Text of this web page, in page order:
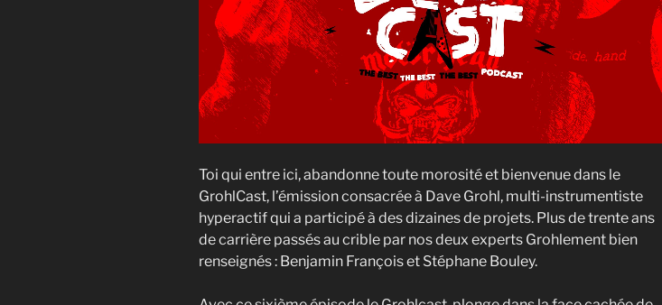
Toi qui entre ici, abandonne toute morosité et bienvenue dans le
GrohlCast, l’émission consacrée à Dave Grohl, multi-instrumentiste
hyperactif qui a participé à des dizaines de projets. Plus de trente ans
de carrière passés au crible par nos deux experts Grohlement bien
renseignés : Benjamin François et Stéphane Bouley.